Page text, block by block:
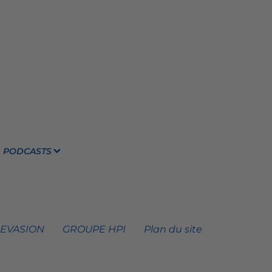
PODCASTS
GROUPE HPI Plan du site